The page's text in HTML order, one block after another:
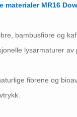
materialer MR16
bambusfibre og
lysarmaturer av
fibrene og